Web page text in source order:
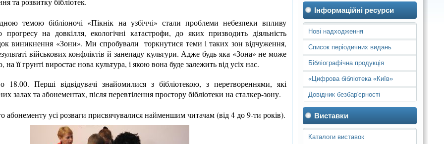
темою бібліоночі «Пікнік на узбіччі» стали проблеми небезпеки впливу
прогресу на довкілля, екологічні катастрофи, до яких призводить діяльність
виникнення «Зони». Ми спробували торкнутися теми і таких зон відчуження,
військових конфліктів й занепаду культури. Адже будь-яка «Зона» не може
її грунті виростає нова культура, і якою вона буде залежить від усіх нас.
18.00. Перші відвідувачі знайомилися з бібліотекою, з перетвореннями, які
залах та абонементах, після перевтілення простору бібліотеки на сталкер-зону.
абонементу усі розваги присвячувалися найменшим читачам (від 4 до 9-ти років).
Інформаційні ресурси
Нові надходження
Список періодичних видань
Бібліографічна продукція
«Цифрова бібліотека «Київ»
Довідник безбар'єрності
Виставки
Каталоги виставок